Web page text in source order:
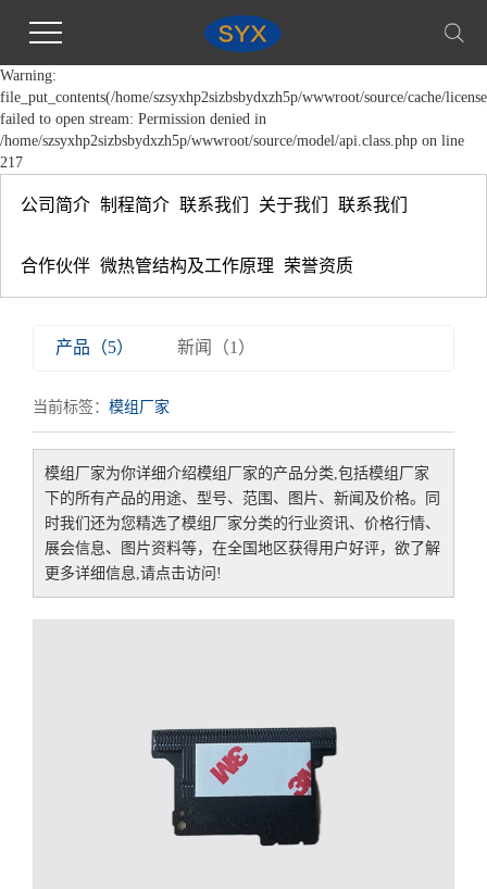
Warning:
file_put_contents(/home/szsyxhp2sizbsbydxzh5p/wwwroot/source/cache/
failed to open stream: Permission denied in
/home/szsyxhp2sizbsbydxzh5p/wwwroot/source/model/api.class.php on line
217
公司简介 制程简介 联系我们 关于我们 联系我们
合作伙伴 微热管结构及工作原理 荣誉资质
产品（5） 新闻（1）
当前标签： 模组厂家
模组厂家为你详细介绍模组厂家的产品分类,包括模组厂家
下的所有产品的用途、型号、范围、图片、新闻及价格。同
时我们还为您精选了模组厂家分类的行业资讯、价格行情、
展会信息、图片资料等，在全国地区获得用户好评，欲了解
更多详细信息,请点击访问!